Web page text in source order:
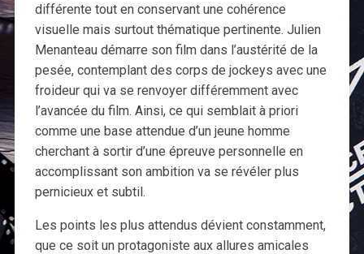
différente tout en conservant une cohérence
visuelle mais surtout thématique pertinente. Julien
Menanteau démarre son film dans l’austérité de la
pesée, contemplant des corps de jockeys avec une
froideur qui va se renvoyer différemment avec
l’avancée du film. Ainsi, ce qui semblait à priori
comme une base attendue d’un jeune homme
cherchant à sortir d’une épreuve personnelle en
accomplissant son ambition va se révéler plus
pernicieux et subtil.
Les points les plus attendus dévient constamment,
que ce soit un protagoniste aux allures amicales